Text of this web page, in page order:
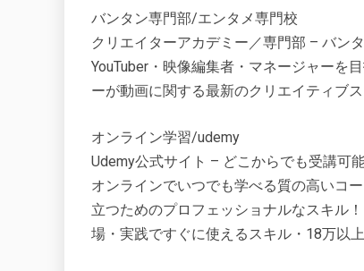
バンタン専門部/エンタメ専門校
クリエイターアカデミー／専門部 – バン
YouTuber・映像編集者・マネージャーを
ーが動画に関する最新のクリエイティブ
オンライン学習/udemy
Udemy公式サイト – どこからでも受講可
オンラインでいつでも学べる質の高いコ
立つためのプロフェッショナルなスキル
場・実践ですぐに使えるスキル・18万以